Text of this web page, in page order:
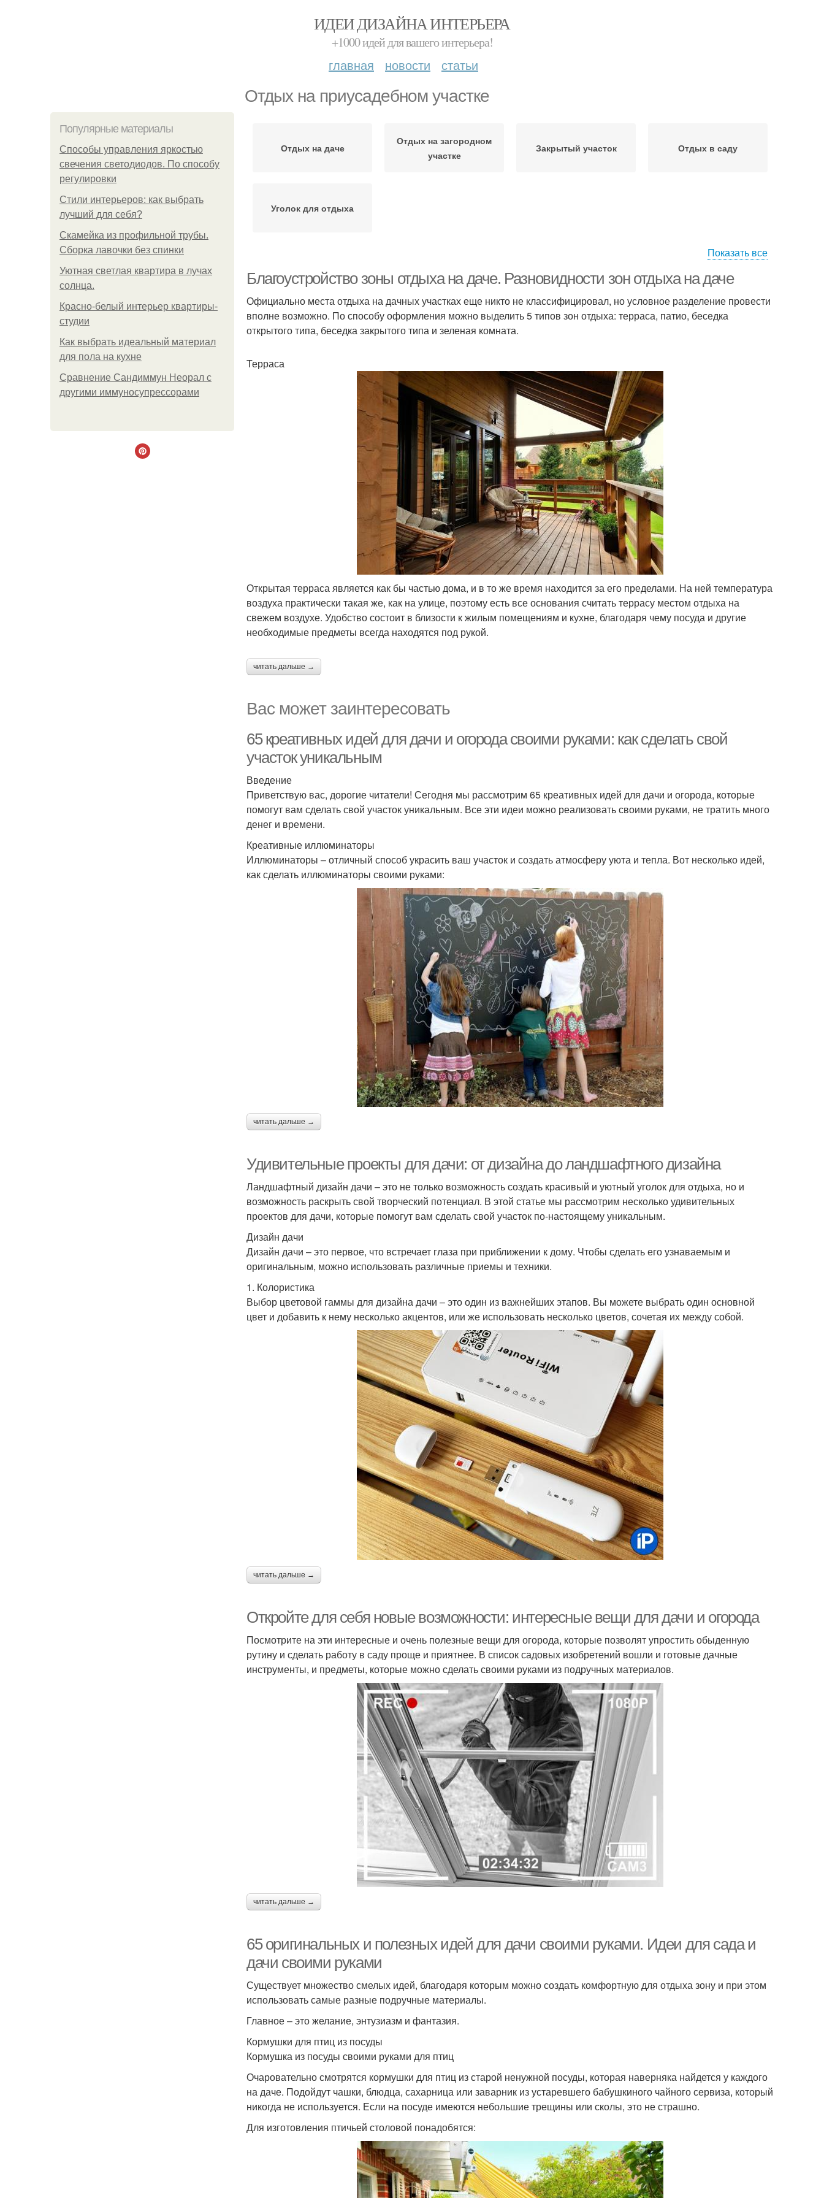
ИДЕИ ДИЗАЙНА ИНТЕРЬЕРА
+1000 идей для вашего интерьера!
главная новости статьи
Отдых на приусадебном участке
Популярные материалы
Способы управления яркостью
свечения светодиодов. По способу
регулировки
Стили интерьеров: как выбрать
лучший для себя?
Скамейка из профильной трубы.
Сборка лавочки без спинки
Уютная светлая квартира в лучах
солнца.
Красно-белый интерьер квартиры-
студии
Как выбрать идеальный материал
для пола на кухне
Сравнение Сандиммун Неорал с
другими иммуносупрессорами
Отдых на даче
Отдых на загородном
участке
Закрытый участок Отдых в саду
Уголок для отдыха
Показать все
Благоустройство зоны отдыха на даче. Разновидности зон отдыха на даче
Официально места отдыха на дачных участках еще никто не классифицировал, но условное разделение провести
вполне возможно. По способу оформления можно выделить 5 типов зон отдыха: терраса, патио, беседка
открытого типа, беседка закрытого типа и зеленая комната.
Терраса
Открытая терраса является как бы частью дома, и в то же время находится за его пределами. На ней температура
воздуха практически такая же, как на улице, поэтому есть все основания считать террасу местом отдыха на
свежем воздухе. Удобство состоит в близости к жилым помещениям и кухне, благодаря чему посуда и другие
необходимые предметы всегда находятся под рукой.
читать дальше →
Вас может заинтересовать
65 креативных идей для дачи и огорода своими руками: как сделать свой
участок уникальным
Введение
Приветствую вас, дорогие читатели! Сегодня мы рассмотрим 65 креативных идей для дачи и огорода, которые
помогут вам сделать свой участок уникальным. Все эти идеи можно реализовать своими руками, не тратить много
денег и времени.
Креативные иллюминаторы
Иллюминаторы – отличный способ украсить ваш участок и создать атмосферу уюта и тепла. Вот несколько идей,
как сделать иллюминаторы своими руками:
читать дальше →
Удивительные проекты для дачи: от дизайна до ландшафтного дизайна
Ландшафтный дизайн дачи – это не только возможность создать красивый и уютный уголок для отдыха, но и
возможность раскрыть свой творческий потенциал. В этой статье мы рассмотрим несколько удивительных
проектов для дачи, которые помогут вам сделать свой участок по-настоящему уникальным.
Дизайн дачи
Дизайн дачи – это первое, что встречает глаза при приближении к дому. Чтобы сделать его узнаваемым и
оригинальным, можно использовать различные приемы и техники.
1. Колористика
Выбор цветовой гаммы для дизайна дачи – это один из важнейших этапов. Вы можете выбрать один основной
цвет и добавить к нему несколько акцентов, или же использовать несколько цветов, сочетая их между собой.
читать дальше →
Откройте для себя новые возможности: интересные вещи для дачи и огорода
Посмотрите на эти интересные и очень полезные вещи для огорода, которые позволят упростить обыденную
рутину и сделать работу в саду проще и приятнее. В список садовых изобретений вошли и готовые дачные
инструменты, и предметы, которые можно сделать своими руками из подручных материалов.
читать дальше →
65 оригинальных и полезных идей для дачи своими руками. Идеи для сада и
дачи своими руками
Существует множество смелых идей, благодаря которым можно создать комфортную для отдыха зону и при этом
использовать самые разные подручные материалы.
Главное – это желание, энтузиазм и фантазия.
Кормушки для птиц из посуды
Кормушка из посуды своими руками для птиц
Очаровательно смотрятся кормушки для птиц из старой ненужной посуды, которая наверняка найдется у каждого
на даче. Подойдут чашки, блюдца, сахарница или заварник из устаревшего бабушкиного чайного сервиза, который
никогда не используется. Если на посуде имеются небольшие трещины или сколы, это не страшно.
Для изготовления птичьей столовой понадобятся: